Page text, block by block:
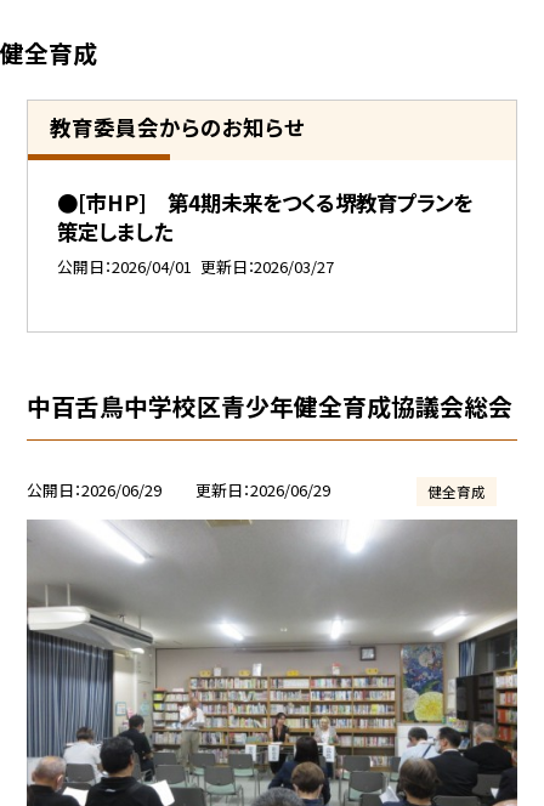
健全育成
教育委員会からのお知らせ
●[市HP] 第4期未来をつくる堺教育プランを
策定しました
公開日 2026/04/01 更新日 2026/03/27
中百舌鳥中学校区青少年健全育成協議会総会
公開日 2026/06/29 更新日 2026/06/29 健全育成